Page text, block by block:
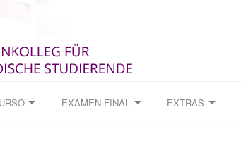
EXAMEN FINAL EXTRAS